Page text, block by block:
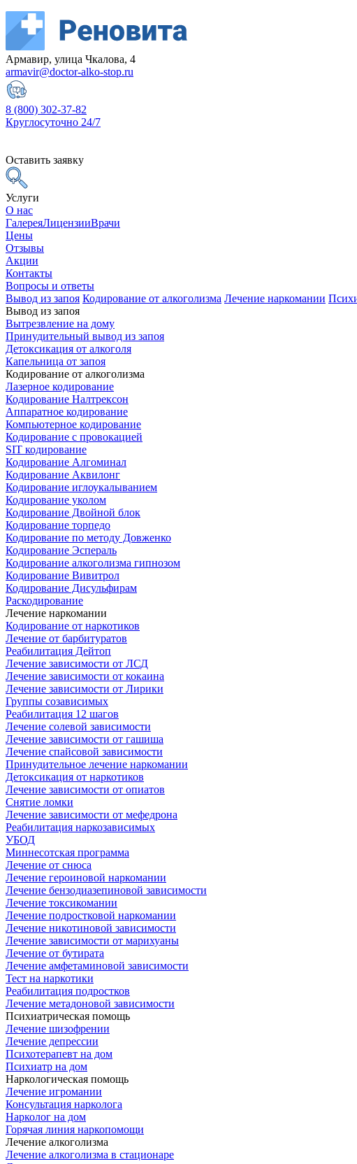
Армавир, улица Чкалова, 4
armavir@doctor-alko-stop.ru
8 (800) 302-37-82
Круглосуточно 24/7
Оставить заявку
Услуги
О нас
ГалереяЛицензииВрачи
Цены
Отзывы
Акции
Контакты
Вопросы и ответы
Вывод из запоя Кодирование от алкоголизма Лечение наркомании
Вывод из запоя
Вытрезвление на дому
Принудительный вывод из запоя
Детоксикация от алкоголя
Капельница от запоя
Кодирование от алкоголизма
Лазерное кодирование
Кодирование Налтрексон
Аппаратное кодирование
Компьютерное кодирование
Кодирование с провокацией
SIT кодирование
Кодирование Алгоминал
Кодирование Аквилонг
Кодирование иглоукалыванием
Кодирование уколом
Кодирование Двойной блок
Кодирование торпедо
Кодирование по методу Довженко
Кодирование Эспераль
Кодирование алкоголизма гипнозом
Кодирование Вивитрол
Кодирование Дисульфирам
Раскодирование
Лечение наркомании
Кодирование от наркотиков
Лечение от барбитуратов
Реабилитация Дейтоп
Лечение зависимости от ЛСД
Лечение зависимости от кокаина
Лечение зависимости от Лирики
Группы созависимых
Реабилитация 12 шагов
Лечение солевой зависимости
Лечение зависимости от гашиша
Лечение спайсовой зависимости
Принудительное лечение наркомании
Детоксикация от наркотиков
Лечение зависимости от опиатов
Снятие ломки
Лечение зависимости от мефедрона
Реабилитация наркозависимых
УБОД
Миннесотская программа
Лечение от снюса
Лечение героиновой наркомании
Лечение бензодиазепиновой зависимости
Лечение токсикомании
Лечение подростковой наркомании
Лечение никотиновой зависимости
Лечение зависимости от марихуаны
Лечение от бутирата
Лечение амфетаминовой зависимости
Тест на наркотики
Реабилитация подростков
Лечение метадоновой зависимости
Психиатрическая помощь
Лечение шизофрении
Лечение депрессии
Психотерапевт на дом
Психиатр на дом
Наркологическая помощь
Лечение игромании
Консультация нарколога
Нарколог на дом
Горячая линия наркопомощи
Лечение алкоголизма
Лечение алкоголизма в стационаре